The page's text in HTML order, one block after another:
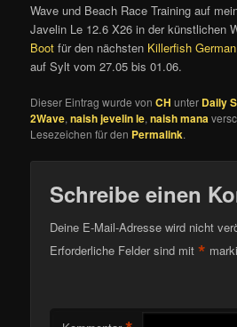
Wave und Beach Race Training auf
Javelin Le 12.6 X26 in der künstlichen
Boot für den nächsten Killerfish
auf Sylt vom 27.05 bis 01.06.
Dieser Eintrag wurde vonCH unter Daily
2Wave,naish jevelin le,naish mana
Lesezeichen für den Permalink.
Schreibe einen
Deine E-Mail-Adresse wird nicht
Erforderliche Felder sind mit*